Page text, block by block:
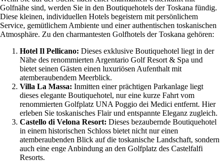
Golfnähe sind, werden Sie in den Boutiquehotels der Toskana fündig.
Diese kleinen, individuellen Hotels begeistern mit persönlichem
Service, gemütlichem Ambiente und einer authentischen toskanischen
Atmosphäre. Zu den charmantesten Golfhotels der Toskana gehören:
Hotel Il Pellicano: Dieses exklusive Boutiquehotel liegt in der
Nähe des renommierten Argentario Golf Resort & Spa und
bietet seinen Gästen einen luxuriösen Aufenthalt mit
atemberaubendem Meerblick.
Villa La Massa: Inmitten einer prächtigen Parkanlage liegt
dieses elegante Boutiquehotel, nur eine kurze Fahrt vom
renommierten Golfplatz UNA Poggio dei Medici entfernt. Hier
erleben Sie toskanisches Flair und entspannte Eleganz zugleich.
Castello di Velona Resort: Dieses bezaubernde Boutiquehotel
in einem historischen Schloss bietet nicht nur einen
atemberaubenden Blick auf die toskanische Landschaft, sondern
auch eine enge Anbindung an den Golfplatz des Castelfalfi
Resorts.